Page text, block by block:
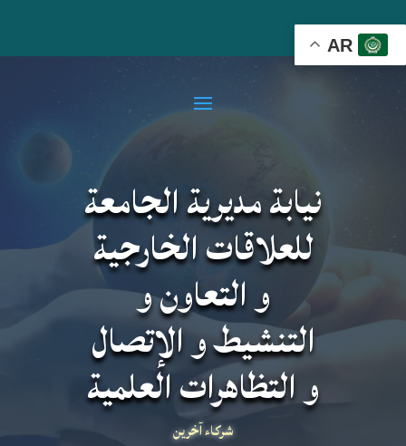
AR
نيابة مديرية الجامعة
للعلاقات الخارجية
و التعاون و
التنشيط و الإتصال
و التظاهرات العلمية
شركاء آخرين